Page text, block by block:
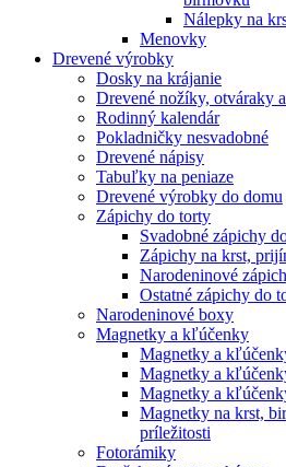
Nálepky na
Menovky
Drevené výrobky
Dosky na krájanie
Drevené nožíky, otváraky
Rodinný kalendár
Pokladničky nesvadobné
Drevené nápisy
Tabuľky na peniaze
Drevené výrobky do domu
Zápichy do torty
Svadobné zápichy
Zápichy na krst,
Narodeninové
Ostatné zápichy do
Narodeninové boxy
Magnetky a kľúčenky
Magnetky a
Magnetky a
Magnetky a
Magnetky na krst,
príležitosti
Fotorámiky